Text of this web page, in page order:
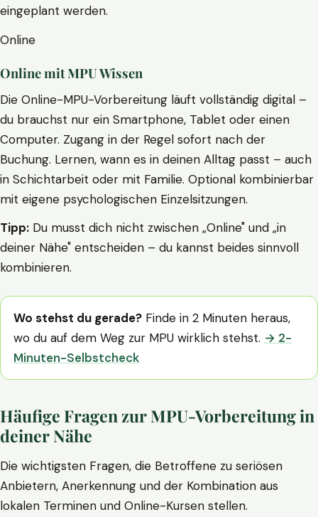
eingeplant werden.
Online
Online mit MPU Wissen
Die Online-MPU-Vorbereitung läuft vollständig digital –
du brauchst nur ein Smartphone, Tablet oder einen
Computer. Zugang in der Regel sofort nach der
Buchung. Lernen, wann es in deinen Alltag passt – auch
in Schichtarbeit oder mit Familie. Optional kombinierbar
mit eigene psychologischen Einzelsitzungen.
Tipp: Du musst dich nicht zwischen „Online" und „in
deiner Nähe" entscheiden – du kannst beides sinnvoll
kombinieren.
Wo stehst du gerade? Finde in 2 Minuten heraus,
wo du auf dem Weg zur MPU wirklich stehst. → 2-
Minuten-Selbstcheck
Häufige Fragen zur MPU-Vorbereitung in
deiner Nähe
Die wichtigsten Fragen, die Betroffene zu seriösen
Anbietern, Anerkennung und der Kombination aus
lokalen Terminen und Online-Kursen stellen.